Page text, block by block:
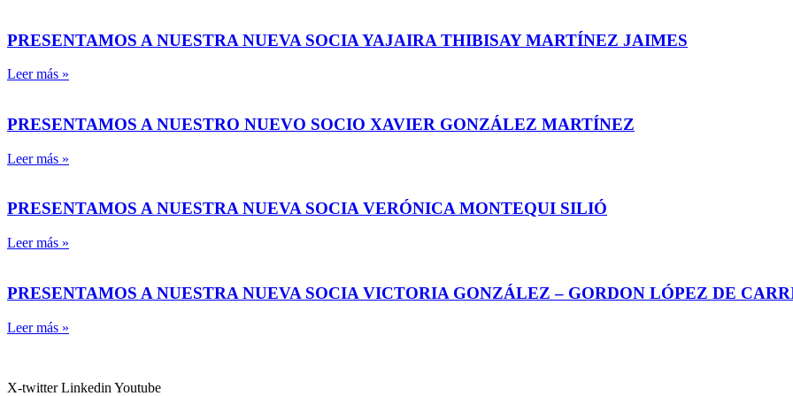
PRESENTAMOS A NUESTRA NUEVA SOCIA YAJAIRA THIBISAY MARTÍNEZ JAIMES
Leer más »
PRESENTAMOS A NUESTRO NUEVO SOCIO XAVIER GONZÁLEZ MARTÍNEZ
Leer más »
PRESENTAMOS A NUESTRA NUEVA SOCIA VERÓNICA MONTEQUI SILIÓ
Leer más »
PRESENTAMOS A NUESTRA NUEVA SOCIA VICTORIA GONZÁLEZ – GORDON LÓPEZ DE
Leer más »
X-twitter Linkedin Youtube